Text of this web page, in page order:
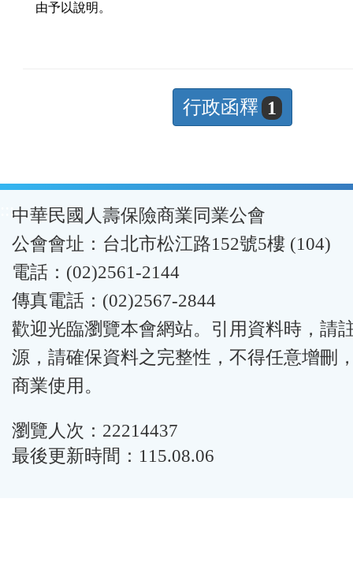
    由予以說明。
行政函釋 1
:::中華民國人壽保險商業同業公會
公會會址：台北市松江路152號5樓 (104)
電話：(02)2561-2144
傳真電話：(02)2567-2844
歡迎光臨瀏覽本會網站。引用資料時，請
源，請確保資料之完整性，不得任意增刪
商業使用。
瀏覽人次：22214437
最後更新時間：115.08.06